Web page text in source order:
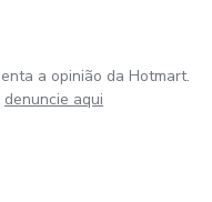
a opinião da Hotmart.
denuncie aqui